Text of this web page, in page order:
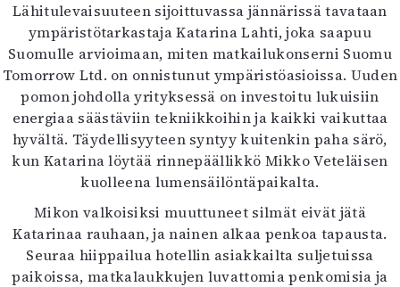
In English
Esitystaide
Arkisto
Lehdet
2–3/2026
1/2026
5/2025 saame
5/2025
Lehtiarkisto
Lähitulevaisuuteen sijoittuvassa jännärissä tavataan
ympäristötarkastaja Katarina Lahti, joka saapuu
Suomulle arvioimaan, miten matkailukonserni Suomu
Tomorrow Ltd. on onnistunut ympäristöasioissa. Uuden
pomon johdolla yrityksessä on investoitu lukuisiin
energiaa säästäviin tekniikkoihin ja kaikki vaikuttaa
hyvältä. Täydellisyyteen syntyy kuitenkin paha särö,
kun Katarina löytää rinnepäällikkö Mikko Veteläisen
kuolleena lumensäilöntäpaikalta.
Mikon valkoisiksi muuttuneet silmät eivät jätä
Katarinaa rauhaan, ja nainen alkaa penkoa tapausta.
Seuraa hiippailua hotellin asiakkailta suljetuissa
paikoissa, matkalaukkujen luvattomia penkomisia ja